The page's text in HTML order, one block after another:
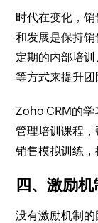
时代在变化，
和发展是保持
定期的内部培
等方式来提升团
Zoho CRM的学
管理培训课程
销售模拟训练，
四、激励
没有激励机制